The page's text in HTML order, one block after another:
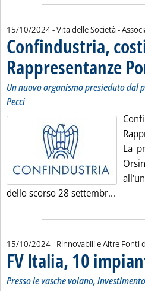
15/10/2024- Vita delle Società -
Confindustria,
Rappresentanze
Un nuovo organismo presieduto dal
Pecci
La
dello scorso 28 settembr...
15/10/2024- Rinnovabili e Altre Fonti
FV Italia, 10
Presso le vasche volano,